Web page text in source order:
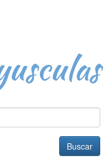
Buscar